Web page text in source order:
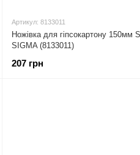
Артикул: 8133011
Ножівка для гіпсокартону 150мм
SIGMA (8133011)
207 грн